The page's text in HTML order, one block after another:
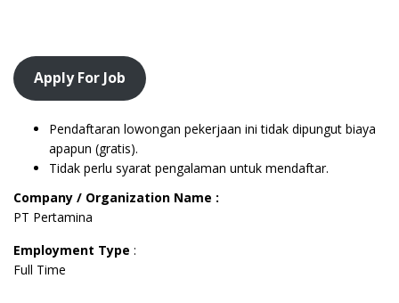
Apply For Job
Pendaftaran lowongan pekerjaan ini tidak dipungut biaya
apapun (gratis).
Tidak perlu syarat pengalaman untuk mendaftar.
Company / Organization Name :
PT Pertamina
Employment Type :
Full Time